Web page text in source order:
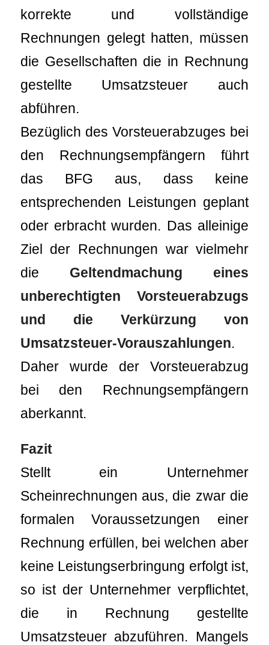
korrekte und vollständige
Rechnungen gelegt hatten, müssen
die Gesellschaften die in Rechnung
gestellte Umsatzsteuer auch
abführen.
Bezüglich des Vorsteuerabzuges bei
den Rechnungsempfängern führt
das BFG aus, dass keine
entsprechenden Leistungen geplant
oder erbracht wurden. Das alleinige
Ziel der Rechnungen war vielmehr
die Geltendmachung eines
unberechtigten Vorsteuerabzugs
und die Verkürzung von
Umsatzsteuer-Vorauszahlungen.
Daher wurde der Vorsteuerabzug
bei den Rechnungsempfängern
aberkannt.
Fazit
Stellt ein Unternehmer
Scheinrechnungen aus, die zwar die
formalen Voraussetzungen einer
Rechnung erfüllen, bei welchen aber
keine Leistungserbringung erfolgt ist,
so ist der Unternehmer verpflichtet,
die in Rechnung gestellte
Umsatzsteuer abzuführen. Mangels